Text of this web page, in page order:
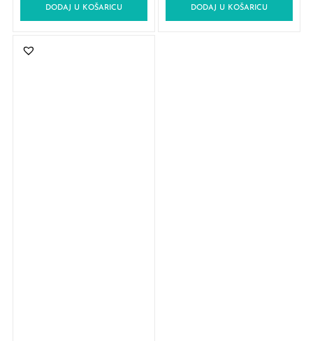
DODAJ U KOŠARICU DODAJ U KOŠARICU